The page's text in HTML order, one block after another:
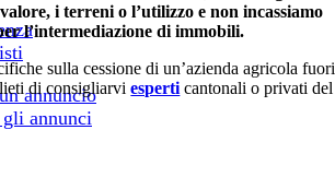
annuncio
annunci
i terreni o l’utilizzo e non incassiamo
l’intermediazione di immobili.
sulla cessione di un’azienda agricola fuori
di consigliarviesperti cantonali o privati del